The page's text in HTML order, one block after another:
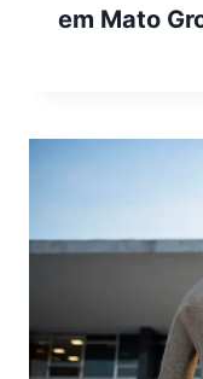
em Mato